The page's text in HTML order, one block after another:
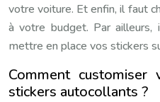
votre voiture. Et enfin, il faut
à votre budget. Par
mettre en place vos stickers
Comment
stickers autocollants ?